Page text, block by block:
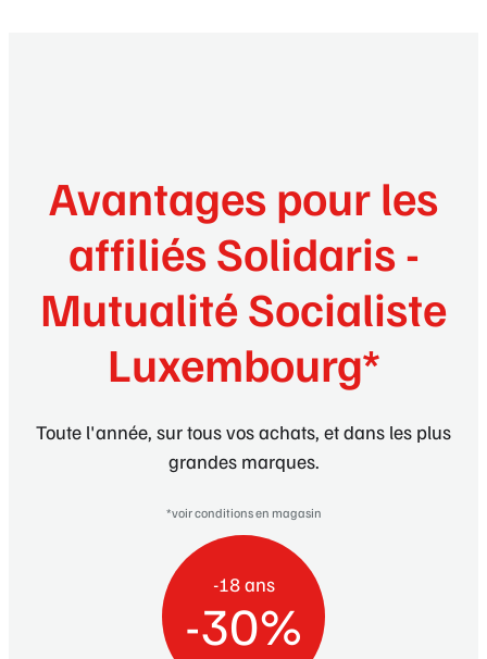
Avantages pour les
affiliés Solidaris -
Mutualité Socialiste
Luxembourg*
Toute l'année, sur tous vos achats, et dans les plus
grandes marques.
*voir conditions en magasin
-18 ans
-30%